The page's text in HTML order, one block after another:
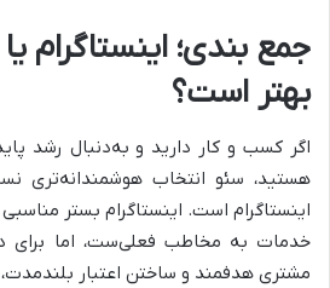
جمع بندی؛ اینستاگرام
بهتر است؟
اگر کسب و کار دارید و به‌دنبال رشد
هستید، سئو انتخاب هوشمندانه‌تری
اینستاگرام است. اینستاگرام بستر
خدمات به مخاطب فعلی‌ست، اما برای
مشتری هدفمند و ساختن اعتبار